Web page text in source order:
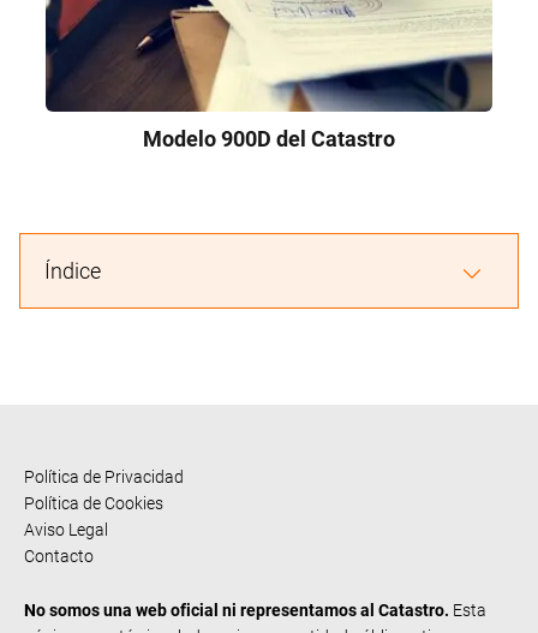
Modelo 900D del Catastro
Índice
Política de Privacidad
Política de Cookies
Aviso Legal
Contacto
No somos una web oficial ni representamos al Catastro. Esta